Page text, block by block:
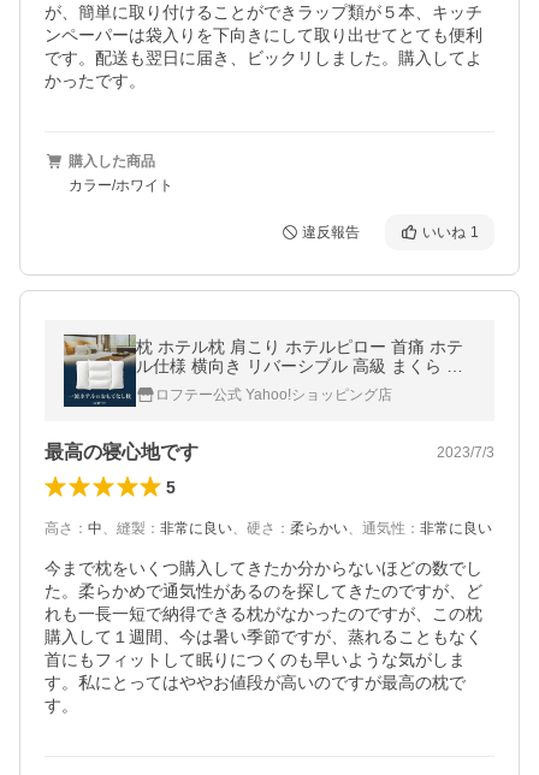
が、簡単に取り付けることができラップ類が５本、キッチ
ンペーパーは袋入りを下向きにして取り出せてとても便利
です。配送も翌日に届き、ビックリしました。購入してよ
かったです。
購入した商品
カラー/ホワイト
違反報告 いいね 1
枕 ホテル枕 肩こり ホテルピロー 首痛 ホテ
ル仕様 横向き リバーシブル 高級 まくら 綿
パイプ 首こり 30日保証 エアウィーヴ グル
ープ枕ブランド LOFTY
ロフテー公式 Yahoo!ショッピング店
最高の寝心地です 2023/7/3
5
高さ ： 中、 縫製 ： 非常に良い、 硬さ ： 柔らかい、 通気性 ： 非常に良い
今まで枕をいくつ購入してきたか分からないほどの数でし
た。柔らかめで通気性があるのを探してきたのですが、ど
れも一長一短で納得できる枕がなかったのですが、この枕
購入して１週間、今は暑い季節ですが、蒸れることもなく
首にもフィットして眠りにつくのも早いような気がしま
す。私にとってはややお値段が高いのですが最高の枕で
す。